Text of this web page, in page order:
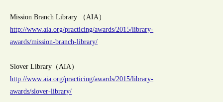
Mission Branch Library （AIA）
http://www.aia.org/practicing/awards/2015/library-
awards/mission-branch-library/
Slover Library（AIA）
http://www.aia.org/practicing/awards/2015/library-
awards/slover-library/